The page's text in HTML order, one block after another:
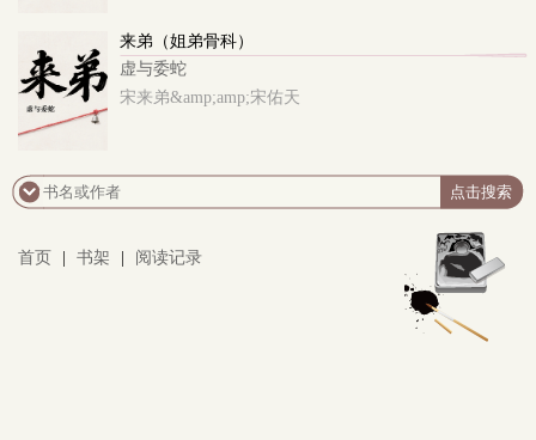
来弟（姐弟骨科）
虚与委蛇
宋来弟&amp;amp;宋佑天
首页 书架 阅读记录